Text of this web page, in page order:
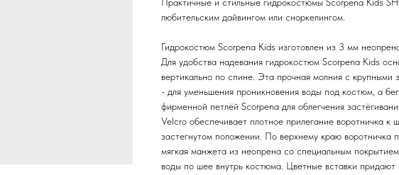
любительским дайвингом или сноркелингом.
Гидрокостюм Scorpena Kids изготовлен из 3 мм
Для удобства надевания гидрокостюм Scorpena Kids
вертикально по спине. Эта прочная молния с крупными
- для уменьшения проникновения воды под костюм, а
фирменной петлёй Scorpena для облегчения
Velcro обеспечивает плотное прилегание воротничка к
застегнутом положении. По верхнему краю воротничка
мягкая манжета из неопрена со специальным
воды по шее внутрь костюма. Цветные вставки придают